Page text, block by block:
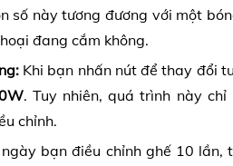
số này tương đương với một
đang cắm không.
Khi bạn nhấn nút để thay đổi
. Tuy nhiên, quá trình này
chỉnh.
bạn điều chỉnh ghế 10 lần,